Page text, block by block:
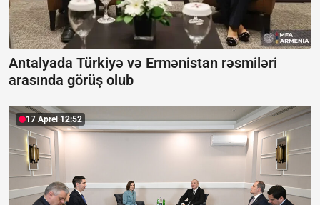
Antalyada Türkiyə və Ermənistan rəsmiləri
arasında görüş olub
17 Aprel 12:52